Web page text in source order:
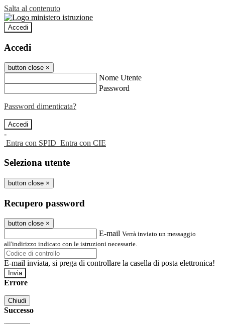
Salta al contenuto
Accedi
Accedi
button close ×
Nome Utente
Password
Password dimenticata?
-
Entra con SPID Entra con CIE
Seleziona utente
button close ×
Recupero password
button close ×
E-mail Verrà inviato un messaggio
all'indirizzo indicato con le istruzioni necessarie.
E-mail inviata, si prega di controllare la casella di posta elettronica!
Errore
Chiudi
Successo